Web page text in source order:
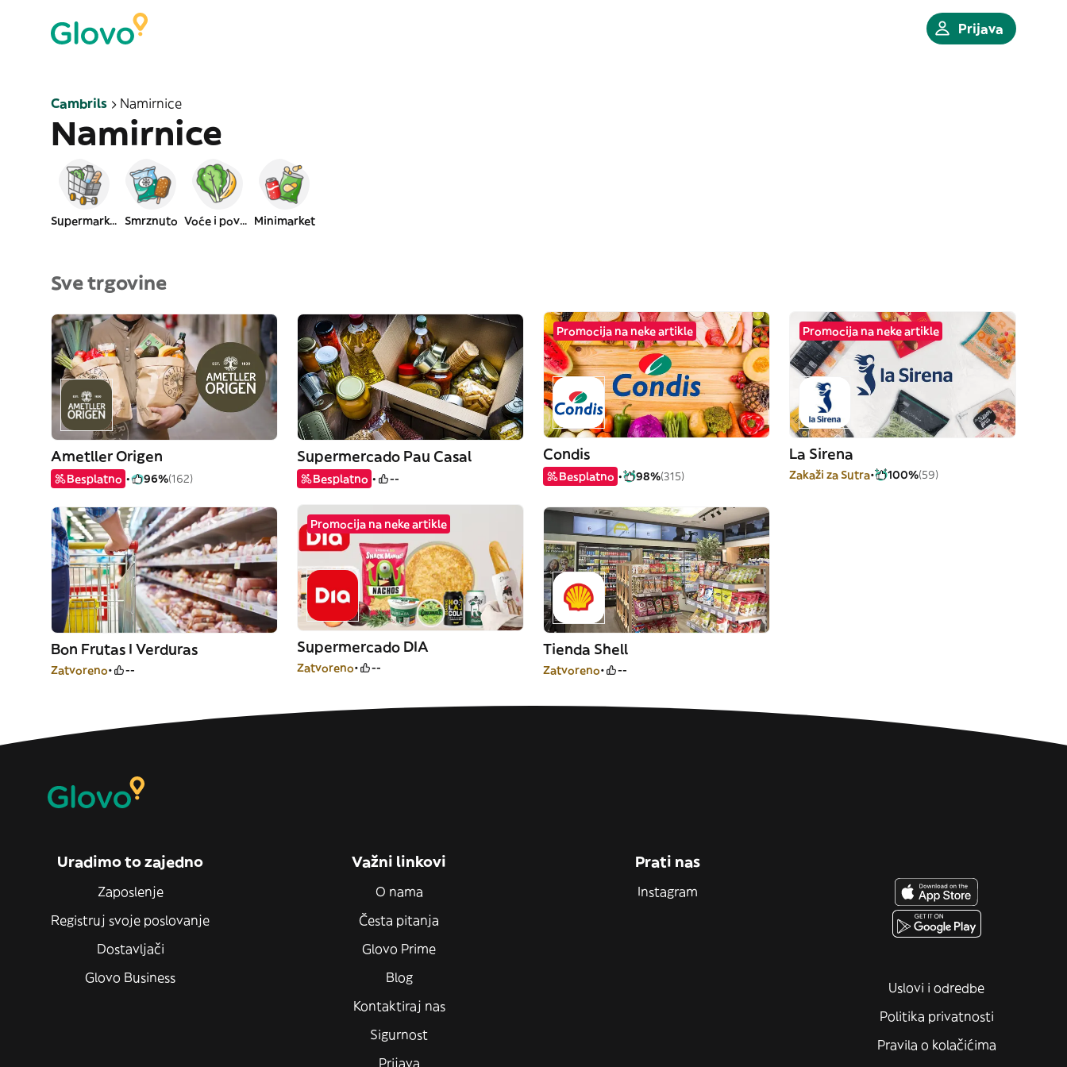
Prijava
Cambrils Namirnice
Namirnice
Supermarket Smrznuto Voće i povrće Minimarket
Sve trgovine
Ametller Origen
Besplatno 96%(162)
Supermercado Pau Casal
Besplatno --
Promocija na neke artikle
Condis
Besplatno 98%(315)
Promocija na neke artikle
La Sirena
Zakaži za Sutra 100%(59)
Bon Frutas I Verduras
Zatvoreno --
Promocija na neke artikle
Supermercado DIA
Zatvoreno --
Tienda Shell
Zatvoreno --
Uradimo to zajedno
Zaposlenje
Registruj svoje poslovanje
Dostavljači
Glovo Business
Važni linkovi
O nama
Česta pitanja
Glovo Prime
Blog
Kontaktiraj nas
Sigurnost
Prijava
Prati nas
Instagram
Uslovi i odredbe
Politika privatnosti
Pravila o kolačićima